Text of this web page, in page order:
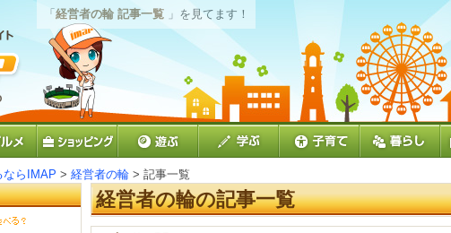
「経営者の輪 記事一覧 」を見てます！
ならIMAP > 経営者の輪 > 記事一覧
経営者の輪の記事一覧